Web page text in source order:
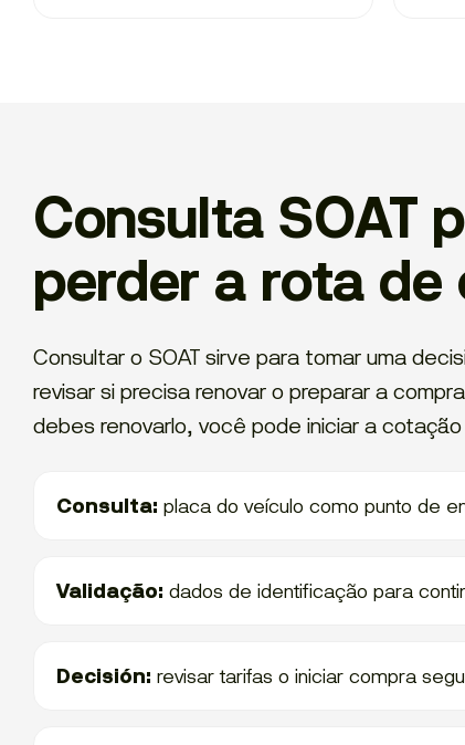
Consulta SOAT
perder a rota de
Consultar o SOAT sirve para tomar uma
revisar si precisa renovar o preparar a
debes renovarlo, você pode iniciar a
Consulta: placa do veículo como punto de
Validação: dados de identificação para
Decisión: revisar tarifas o iniciar compra